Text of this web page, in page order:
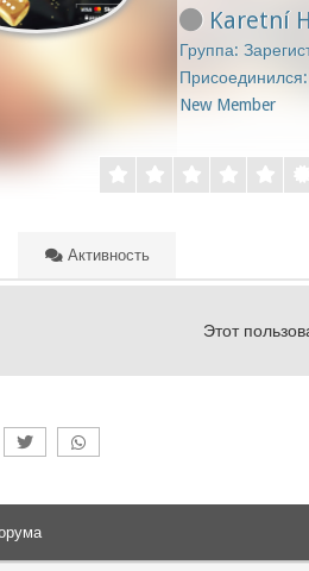
Karetní
Группа:
New Member
Активность
Этот